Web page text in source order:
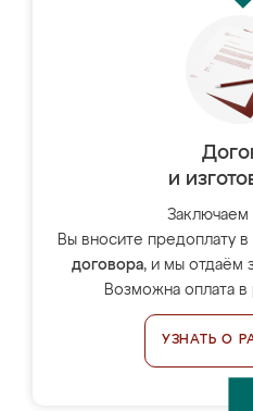
и
Заключаем
Вы вносите предоплату
договора, и мы отдаём
Возможна оплата в
УЗНАТЬ О